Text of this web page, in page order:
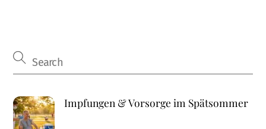
Impfungen & Vorsorge im Spätsommer